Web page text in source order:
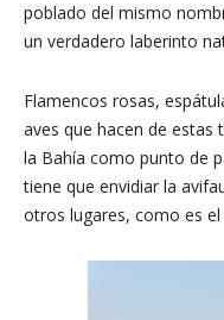
poblado del mismo
un verdadero laberinto
Flamencos rosas,
aves que hacen de estas
la Bahía como punto de
tiene que envidiar la
otros lugares, como es